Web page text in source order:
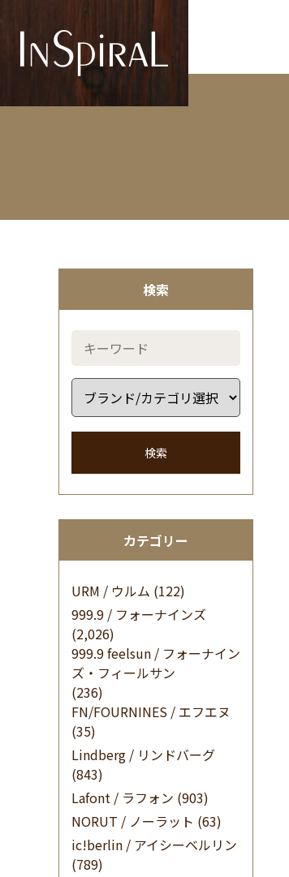
検索
検索
カテゴリー
URM / ウルム (122)
999.9 / フォーナインズ
(2,026)
999.9 feelsun / フォーナイン
ズ・フィールサン
(236)
FN/FOURNINES / エフエヌ
(35)
Lindberg / リンドバーグ
(843)
Lafont / ラフォン (903)
NORUT / ノーラット (63)
ic!berlin / アイシーベルリン
(789)